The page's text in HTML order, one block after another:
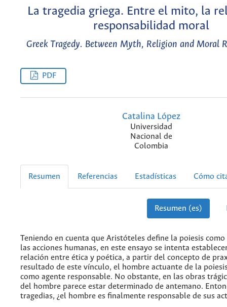
La tragedia griega. Entre el mito, la
responsabilidad moral
Greek Tragedy. Between Myth, Religion and Moral
PDF
Catalina López
Universidad
Nacional de
Colombia
Resumen Referencias Estadísticas Cómo
Resumen (es)
Teniendo en cuenta que Aristóteles define la poiesis como
las acciones humanas, en este ensayo se intenta
relación entre ética y poética, a partir del concepto de
resultado de este vínculo, el hombre actuante de la
como agente responsable. No obstante, en las obras
del hombre parece estar determinado de antemano.
tragedias, ¿el hombre es finalmente responsable de sus